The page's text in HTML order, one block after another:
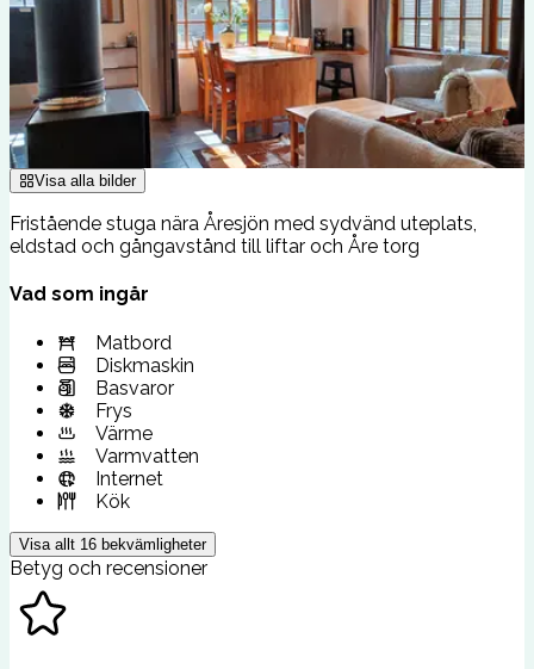
Visa alla bilder
Fristående stuga nära Åresjön med sydvänd uteplats,
eldstad och gångavstånd till liftar och Åre torg
Vad som ingår
Matbord
Diskmaskin
Basvaror
Frys
Värme
Varmvatten
Internet
Kök
Visa allt 16 bekvämligheter
Betyg och recensioner